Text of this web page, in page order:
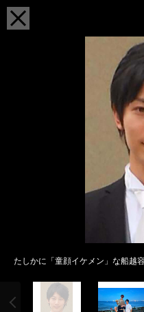
たしかに「童顔イケメン」な船越